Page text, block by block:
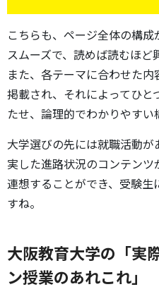
こちらも、ページ全体の構
スムーズで、読めば読むほど
また、各テーマに合わせた
掲載され、それによってひと
たせ、論理的でわかりやすい
大学選びの先には就職活動
実した進路状況のコンテン
連想することができ、受験生
すね。
大阪教育大学の「実
ン授業のあれこれ」